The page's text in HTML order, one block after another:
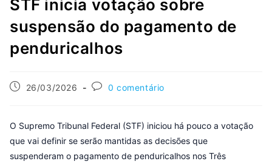
STF inicia votação sobre
suspensão do pagamento de
penduricalhos
26/03/2026 0 comentário
O Supremo Tribunal Federal (STF) iniciou há pouco a votação
que vai definir se serão mantidas as decisões que
suspenderam o pagamento de penduricalhos nos Três